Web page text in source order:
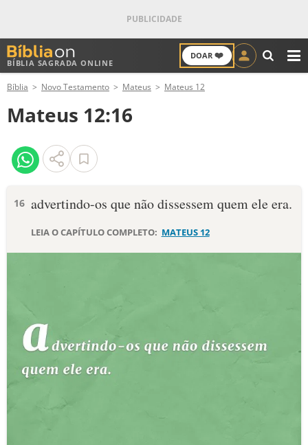
BÍBLIA SAGRADA ONLINE
DOAR ❤️
ANTIGO TESTAMENTO
NOVO TESTAMENTO
VERSÍCULOS
PALAVRA DO DIA
10 MANDAMENTOS
ESTUDOS BÍBLICOS
ESBOÇOS DE PREGAÇÃO
Bíblia Novo Testamento Mateus Mateus 12
Mateus 12:16
16 advertindo-os que não dissessem quem ele era.
LEIA O CAPÍTULO COMPLETO: MATEUS 12